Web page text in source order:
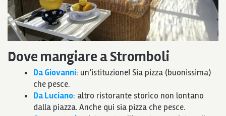
Dove mangiare a Stromboli
Da Giovanni: un’istituzione! Sia pizza (buonissima)
che pesce.
Da Luciano: altro ristorante storico non lontano
dalla piazza. Anche qui sia pizza che pesce.